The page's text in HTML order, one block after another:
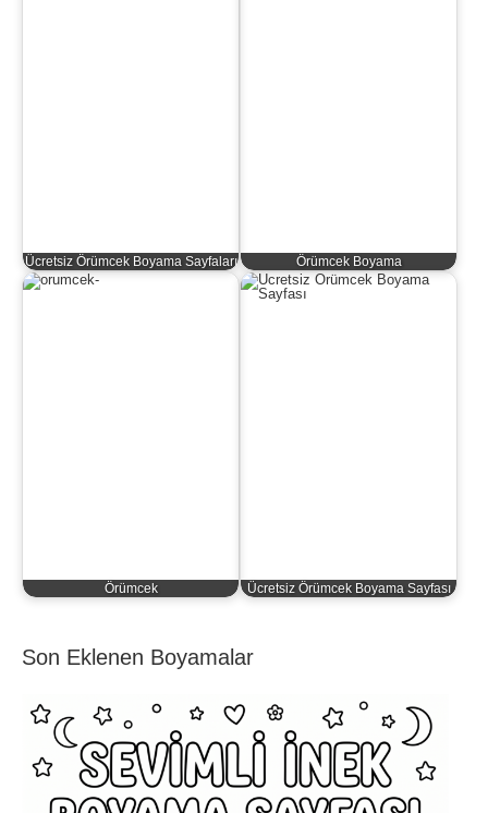
Ücretsiz Örümcek Boyama Sayfaları Örümcek Boyama
Örümcek Ücretsiz Örümcek Boyama Sayfası
Son Eklenen Boyamalar